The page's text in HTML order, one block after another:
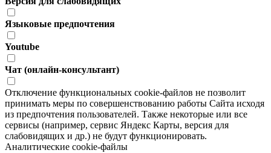
Языковые предпочтения
Youtube
Чат (онлайн-консультант)
Отключение функциональных cookie-файлов не позволит
принимать меры по совершенствованию работы Сайта исходя
из предпочтения пользователей. Также некоторые или все
сервисы (например, сервис Яндекс Карты, версия для
слабовидящих и др.) не будут функционировать.
Аналитические cookie-файлы